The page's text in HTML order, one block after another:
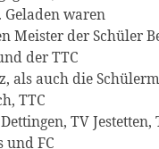
waren
Meister der Schüler
der TTC
als auch die
TTC
TV
und FC